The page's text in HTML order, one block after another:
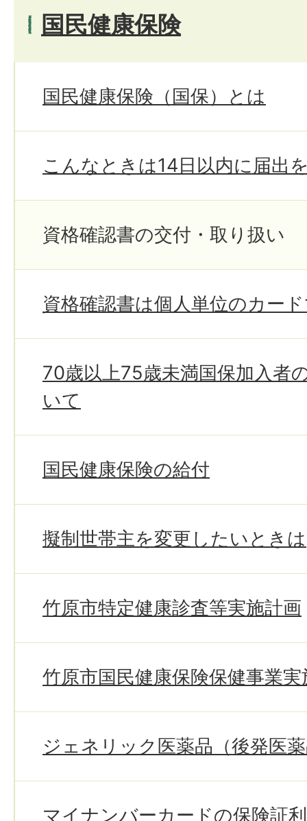
国民健康保険
国民健康保険（国保）とは
こんなときは14日以内に届出
資格確認書の交付・取り扱い
資格確認書は個人単位のカー
70歳以上75歳未満国保加入者
いて
国民健康保険の給付
擬制世帯主を変更したいときは
竹原市特定健康診査等実施計画
竹原市国民健康保険保健事業実
ジェネリック医薬品（後発医
マイナンバーカードの保険証